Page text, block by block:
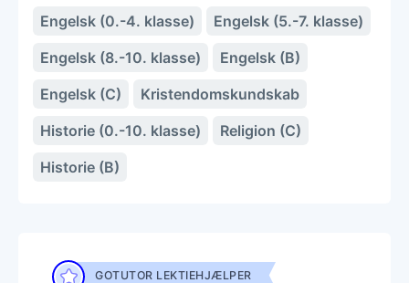
Engelsk (0.-4. klasse)
Engelsk (5.-7. klasse)
Engelsk (8.-10. klasse)
Engelsk (B)
Engelsk (C)
Kristendomskundskab
Historie (0.-10. klasse)
Religion (C)
Historie (B)
GOTUTOR LEKTIEHJÆLPER